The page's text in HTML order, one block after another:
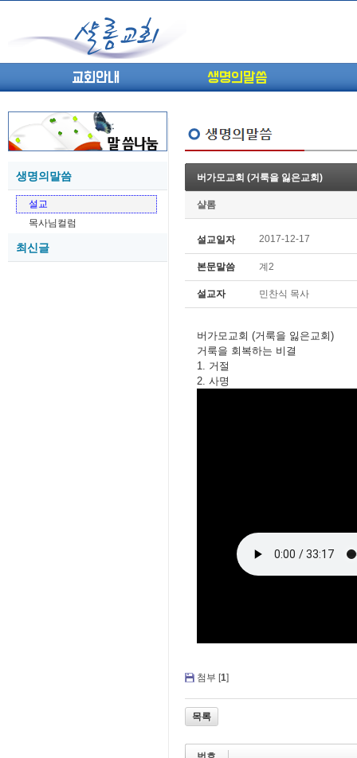
교회안내 생명의말씀
생명의말씀
설교
목사님컬럼
최신글
05-26 (고린도전서12) 고전7:23-40 ...
05-20 (고린도전서10) 고전6:1~11 ...
05-20 (고린도전서9) 고전5:1-13 ...
05-18 (고린도전서7) 고전4:1-8 판...
버가모교회 (거룩을 잃은교회)
샬롬
설교일자 2017-12-17
본문말씀 계2
설교자 민찬식 목사
버가모교회 (거룩을 잃은교회)
거룩을 회복하는 비결
1. 거절
2. 사명
첨부 [1]
목록